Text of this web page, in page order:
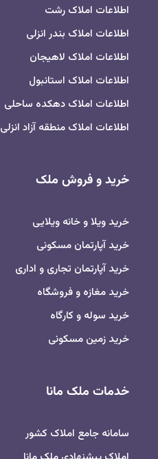
اطلاعات املاک رشت
اطلاعات املاک بندر انزلی
اطلاعات املاک لاهیجان
اطلاعات املاک استانبول
اطلاعات املاک دهکده ساحلی
اطلاعات املاک منطقه آزاد انزلی
خرید و فروش ملک
خرید ویلا و خانه ویلایی
خرید آپارتمان مسکونی
خرید آپارتمان تجاری و اداری
خرید مغازه و فروشگاه
خرید سوله و کارگاه
خرید زمین مسکونی
خدمات ملک مانا
سامانه جامع املاک کشور